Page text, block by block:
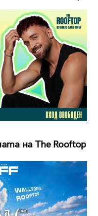
на The Rooftop